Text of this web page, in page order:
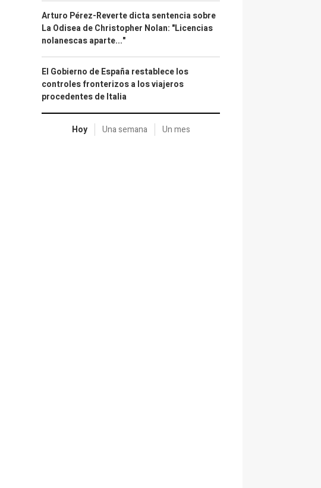
Arturo Pérez-Reverte dicta sentencia sobre
La Odisea de Christopher Nolan: "Licencias
nolanescas aparte..."
El Gobierno de España restablece los
controles fronterizos a los viajeros
procedentes de Italia
Hoy Una semana Un mes